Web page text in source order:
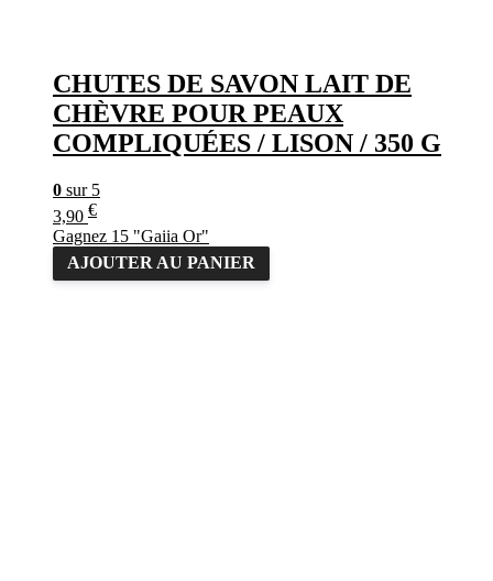
CHUTES DE SAVON LAIT DE
CHÈVRE POUR PEAUX
COMPLIQUÉES / LISON / 350 G
0 sur 5
3,90 €
Gagnez 15 "Gaiia Or"
AJOUTER AU PANIER